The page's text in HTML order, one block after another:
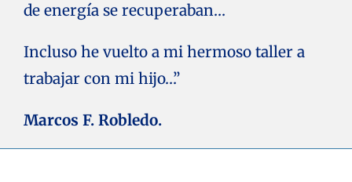
de energía se recuperaban…
Incluso he vuelto a mi hermoso taller a
trabajar con mi hijo…”
Marcos F. Robledo.